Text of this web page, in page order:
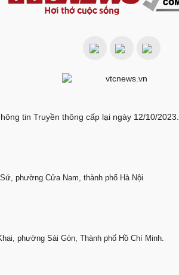
tin Truyền thông cấp lại ngày 12/10/2023.
phường Cửa Nam, thành phố Hà Nội
phường Sài Gòn, Thành phố Hồ Chí Minh.